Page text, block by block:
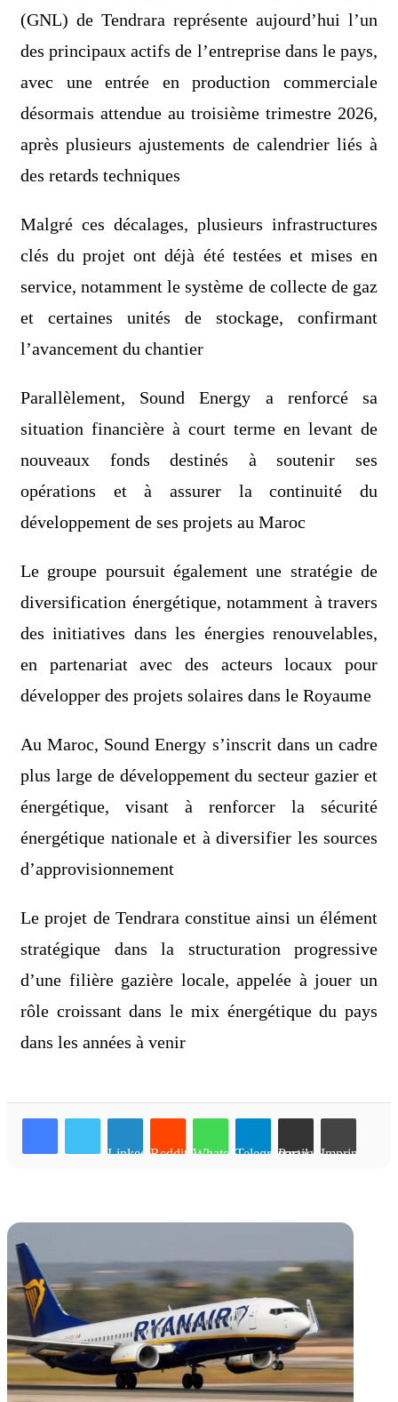
(GNL) de Tendrara représente aujourd’hui l’un
des principaux actifs de l’entreprise dans le pays,
avec une entrée en production commerciale
désormais attendue au troisième trimestre 2026,
après plusieurs ajustements de calendrier liés à
des retards techniques
Malgré ces décalages, plusieurs infrastructures
clés du projet ont déjà été testées et mises en
service, notamment le système de collecte de gaz
et certaines unités de stockage, confirmant
l’avancement du chantier
Parallèlement, Sound Energy a renforcé sa
situation financière à court terme en levant de
nouveaux fonds destinés à soutenir ses
opérations et à assurer la continuité du
développement de ses projets au Maroc
Le groupe poursuit également une stratégie de
diversification énergétique, notamment à travers
des initiatives dans les énergies renouvelables,
en partenariat avec des acteurs locaux pour
développer des projets solaires dans le Royaume
Au Maroc, Sound Energy s’inscrit dans un cadre
plus large de développement du secteur gazier et
énergétique, visant à renforcer la sécurité
énergétique nationale et à diversifier les sources
d’approvisionnement
Le projet de Tendrara constitue ainsi un élément
stratégique dans la structuration progressive
d’une filière gazière locale, appelée à jouer un
rôle croissant dans le mix énergétique du pays
dans les années à venir
LinkedinReddit WhatsAppTelegramPartager par email Imprimer